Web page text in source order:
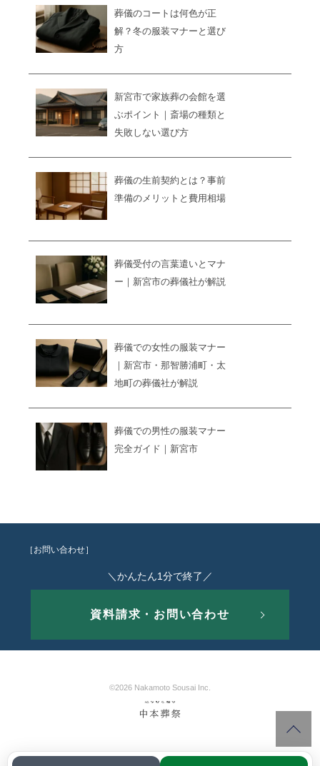
葬儀のコートは何色が正
解？冬の服装マナーと選び
方
新宮市で家族葬の会館を選
ぶポイント｜斎場の種類と
失敗しない選び方
葬儀の生前契約とは？事前
準備のメリットと費用相場
葬儀受付の言葉遣いとマナ
ー｜新宮市の葬儀社が解説
葬儀での女性の服装マナー
｜新宮市・那智勝浦町・太
地町の葬儀社が解説
葬儀での男性の服装マナー
完全ガイド｜新宮市
［お問い合わせ］
＼かんたん1分で終了／
資料請求・お問い合わせ
©2026 Nakamoto Sousai Inc.